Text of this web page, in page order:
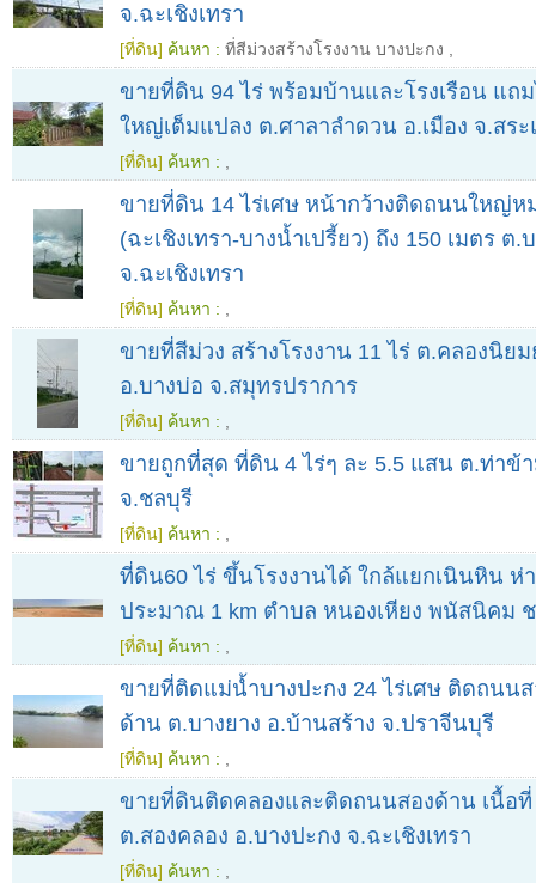
จ.ฉะเชิงเทรา
[ที่ดิน] ค้นหา : ที่สีม่วงสร้างโรงงาน บางปะกง
ขายที่ดิน 94 ไร่ พร้อมบ้านและโรงเรือน แถ
ใหญ่เต็มแปลง ต.ศาลาลำดวน อ.เมือง จ.สระ
[ที่ดิน] ค้นหา :
ขายที่ดิน 14 ไร่เศษ หน้ากว้างติดถนนใหญ่ห
(ฉะเชิงเทรา-บางน้ำเปรี้ยว) ถึง 150 เมตร ต
จ.ฉะเชิงเทรา
[ที่ดิน] ค้นหา :
ขายที่สีม่วง สร้างโรงงาน 11 ไร่ ต.คลองนิย
อ.บางบ่อ จ.สมุทรปราการ
[ที่ดิน] ค้นหา :
ขายถูกที่สุด ที่ดิน 4 ไร่ๆ ละ 5.5 แสน ต.ท่าข้
จ.ชลบุรี
[ที่ดิน] ค้นหา :
ที่ดิน60 ไร่ ขึ้นโรงงานได้ ใกล้แยกเนินหิน ห่
ประมาณ 1 km ตำบล หนองเหียง พนัสนิคม
[ที่ดิน] ค้นหา :
ขายที่ติดแม่น้ำบางปะกง 24 ไร่เศษ ติดถนน
ด้าน ต.บางยาง อ.บ้านสร้าง จ.ปราจีนบุรี
[ที่ดิน] ค้นหา :
ขายที่ดินติดคลองและติดถนนสองด้าน เนื้อที่
ต.สองคลอง อ.บางปะกง จ.ฉะเชิงเทรา
[ที่ดิน] ค้นหา :